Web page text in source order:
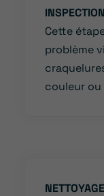
Cette
problème
couleur ou